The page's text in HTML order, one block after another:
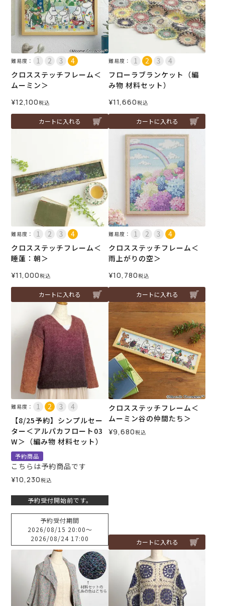
難易度：
クロスステッチフレーム＜
ムーミン＞
¥12,100税込
カートに入れる
難易度：
フローラブランケット（編
み物 材料セット）
¥11,660税込
カートに入れる
難易度：
クロスステッチフレーム＜
睡蓮：朝＞
¥11,000税込
カートに入れる
難易度：
クロスステッチフレーム＜
雨上がりの空＞
¥10,780税込
カートに入れる
難易度：
【8/25予約】シンプルセー
ター＜アルパカフロート03
W＞（編み物 材料セット）
予約商品
こちらは予約商品です
¥10,230税込
予約受付開始前です。
予約受付期間
2026/08/15 20:00〜
2026/08/24 17:00
クロスステッチフレーム＜
ムーミン谷の仲間たち＞
¥9,680税込
カートに入れる